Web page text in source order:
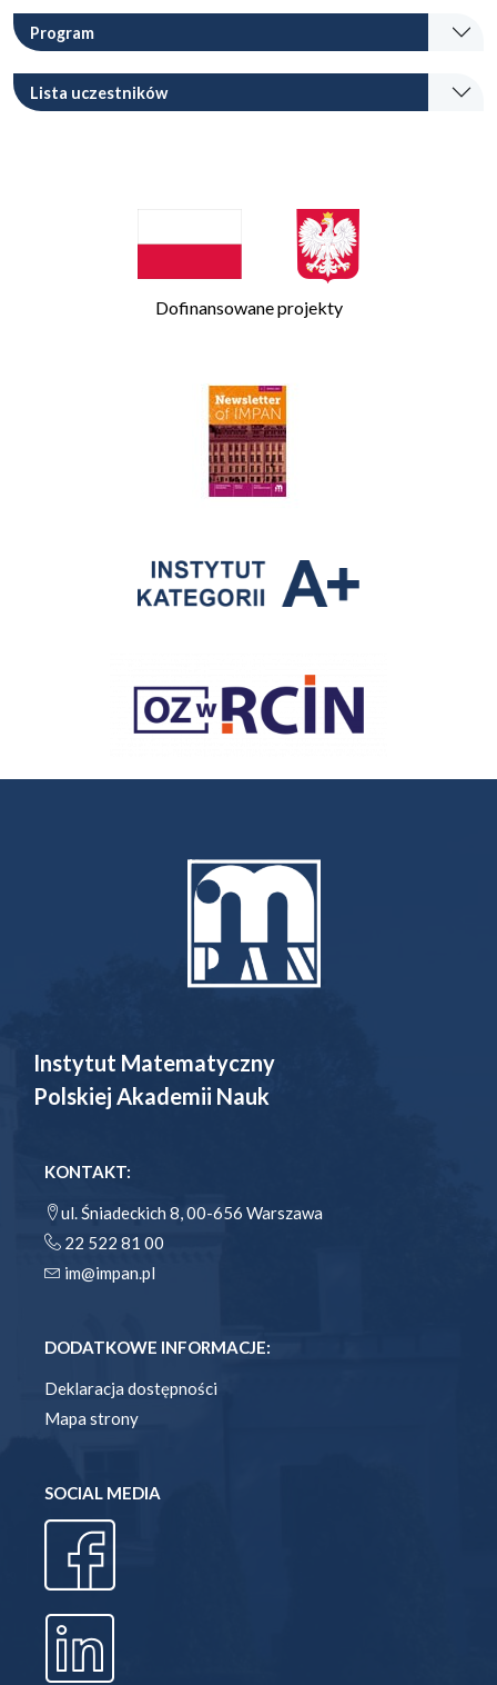
Program
Lista uczestników
Dofinansowane projekty
Instytut Matematyczny
Polskiej Akademii Nauk
KONTAKT:
ul. Śniadeckich 8, 00-656 Warszawa
22 522 81 00
im@impan.pl
DODATKOWE INFORMACJE:
Deklaracja dostępności
Mapa strony
SOCIAL MEDIA